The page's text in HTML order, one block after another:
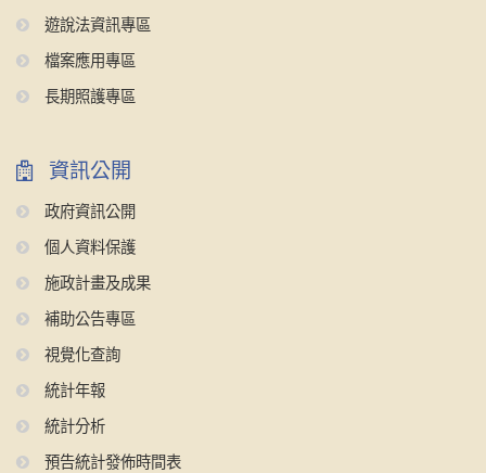
遊說法資訊專區
檔案應用專區
長期照護專區
資訊公開
政府資訊公開
個人資料保護
施政計畫及成果
補助公告專區
視覺化查詢
統計年報
統計分析
預告統計發佈時間表